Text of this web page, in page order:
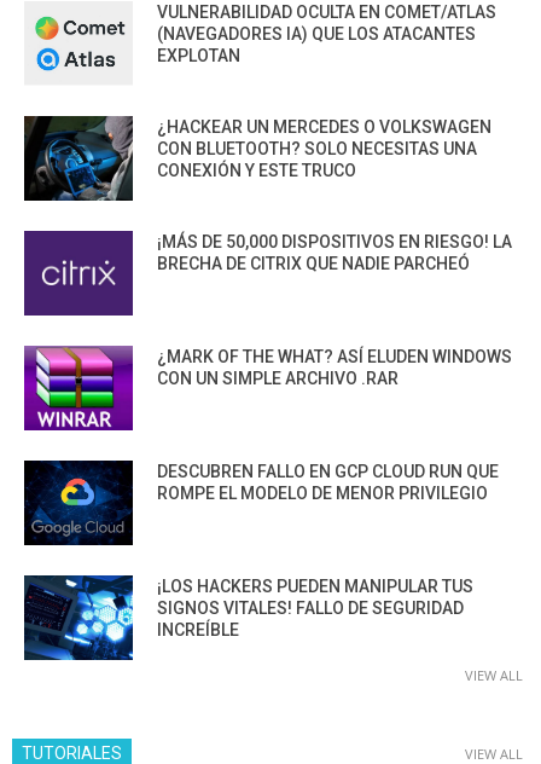
VULNERABILIDAD OCULTA EN COMET/ATLAS
(NAVEGADORES IA) QUE LOS ATACANTES
EXPLOTAN
¿HACKEAR UN MERCEDES O VOLKSWAGEN
CON BLUETOOTH? SOLO NECESITAS UNA
CONEXIÓN Y ESTE TRUCO
¡MÁS DE 50,000 DISPOSITIVOS EN RIESGO! LA
BRECHA DE CITRIX QUE NADIE PARCHEÓ
¿MARK OF THE WHAT? ASÍ ELUDEN WINDOWS
CON UN SIMPLE ARCHIVO .RAR
DESCUBREN FALLO EN GCP CLOUD RUN QUE
ROMPE EL MODELO DE MENOR PRIVILEGIO
¡LOS HACKERS PUEDEN MANIPULAR TUS
SIGNOS VITALES! FALLO DE SEGURIDAD
INCREÍBLE
VIEW ALL
TUTORIALES VIEW ALL